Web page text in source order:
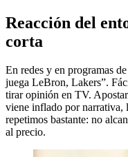
Reacción del
corta
En redes y en programas
juega LeBron, Lakers”.
tirar opinión en TV.
viene inflado por narrativa,
repetimos bastante: no
al precio.